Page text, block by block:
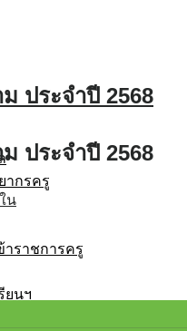
ากรครู
ราชการครู
ยนฯ
ประจำปี 2568
ประจำปี 2568
น